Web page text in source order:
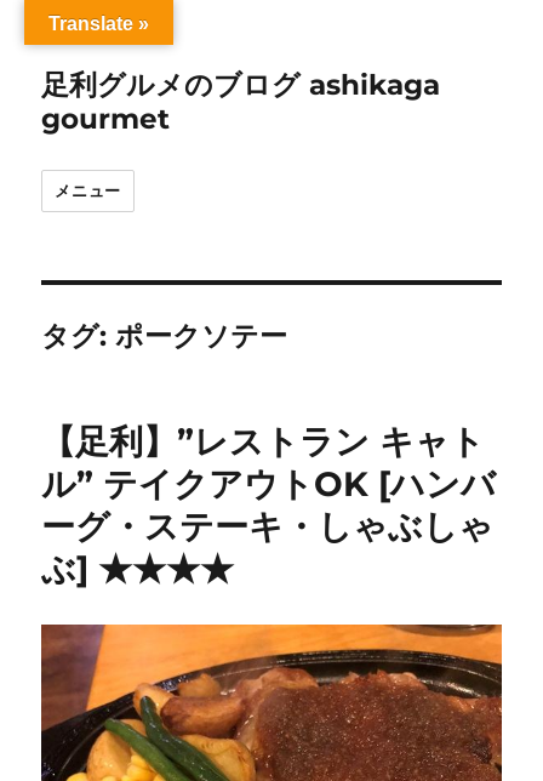
足利グルメのブログ ashikaga
gourmet
メニュー
タグ:ポークソテー
【足利】”レストラン キャト
ル” テイクアウトOK [ハンバ
ーグ・ステーキ・しゃぶしゃ
ぶ] ★★★★
Translate »